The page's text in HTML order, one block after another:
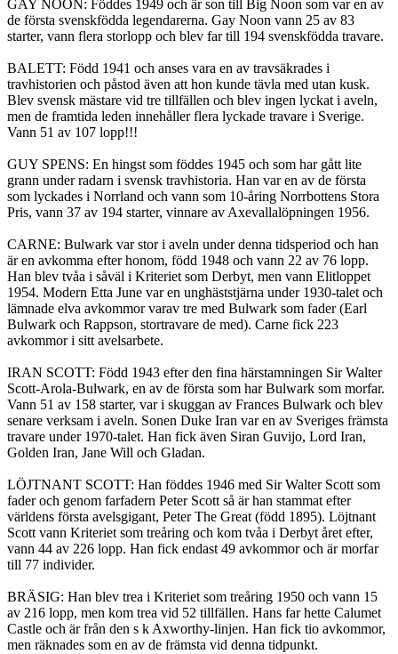
GAY NOON: Föddes 1949 och är son till Big Noon som var en av
de första svenskfödda legendarerna. Gay Noon vann 25 av 83
starter, vann flera storlopp och blev far till 194 svenskfödda travare.
BALETT: Född 1941 och anses vara en av travsäkrades i
travhistorien och påstod även att hon kunde tävla med utan kusk.
Blev svensk mästare vid tre tillfällen och blev ingen lyckat i aveln,
men de framtida leden innehåller flera lyckade travare i Sverige.
Vann 51 av 107 lopp!!!
GUY SPENS: En hingst som föddes 1945 och som har gått lite
grann under radarn i svensk travhistoria. Han var en av de första
som lyckades i Norrland och vann som 10-åring Norrbottens Stora
Pris, vann 37 av 194 starter, vinnare av Axevallalöpningen 1956.
CARNE: Bulwark var stor i aveln under denna tidsperiod och han
är en avkomma efter honom, född 1948 och vann 22 av 76 lopp.
Han blev tvåa i såväl i Kriteriet som Derbyt, men vann Elitloppet
1954. Modern Etta June var en unghäststjärna under 1930-talet och
lämnade elva avkommor varav tre med Bulwark som fader (Earl
Bulwark och Rappson, stortravare de med). Carne fick 223
avkommor i sitt avelsarbete.
IRAN SCOTT: Född 1943 efter den fina härstamningen Sir Walter
Scott-Arola-Bulwark, en av de första som har Bulwark som morfar.
Vann 51 av 158 starter, var i skuggan av Frances Bulwark och blev
senare verksam i aveln. Sonen Duke Iran var en av Sveriges främsta
travare under 1970-talet. Han fick även Siran Guvijo, Lord Iran,
Golden Iran, Jane Will och Gladan.
LÖJTNANT SCOTT: Han föddes 1946 med Sir Walter Scott som
fader och genom farfadern Peter Scott så är han stammat efter
världens första avelsgigant, Peter The Great (född 1895). Löjtnant
Scott vann Kriteriet som treåring och kom tvåa i Derbyt året efter,
vann 44 av 226 lopp. Han fick endast 49 avkommor och är morfar
till 77 individer.
BRÄSIG: Han blev trea i Kriteriet som treåring 1950 och vann 15
av 216 lopp, men kom trea vid 52 tillfällen. Hans far hette Calumet
Castle och är från den s k Axworthy-linjen. Han fick tio avkommor,
men räknades som en av de främsta vid denna tidpunkt.